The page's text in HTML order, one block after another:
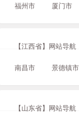
福州市 厦门市
【江西省】网站导航
南昌市 景德镇市
【山东省】网站导航